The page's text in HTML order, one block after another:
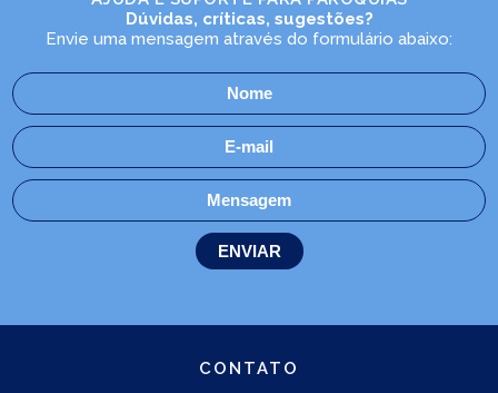
Dúvidas, críticas, sugestões?
Envie uma mensagem através do formulário abaixo:
CONTATO